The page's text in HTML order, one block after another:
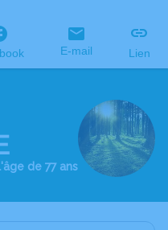
E-mail Lien
de 77 ans